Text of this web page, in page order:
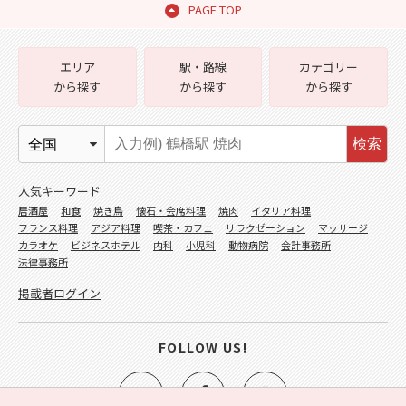
PAGE TOP
エリア
から探す
駅・路線
から探す
カテゴリー
から探す
検索
人気キーワード
居酒屋 和食 焼き鳥 懐石・会席料理 焼肉
イタリア料理
フランス料理
アジア料理 喫茶・カフェ リラクゼーション
マッサージ
カラオケ
ビジネスホテル 内科 小児科 動物病院
会計事務所
法律事務所
掲載者ログイン
FOLLOW US!